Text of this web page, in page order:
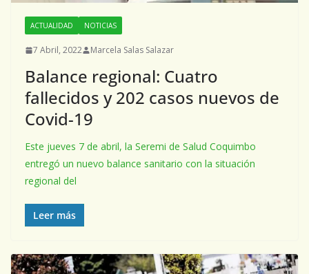
ACTUALIDAD NOTICIAS
7 Abril, 2022 Marcela Salas Salazar
Balance regional: Cuatro
fallecidos y 202 casos nuevos de
Covid-19
Este jueves 7 de abril, la Seremi de Salud Coquimbo
entregó un nuevo balance sanitario con la situación
regional del
Leer más